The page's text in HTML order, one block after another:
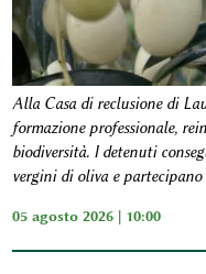
Alla Casa di reclusione di
formazione professionale,
biodiversità. I detenuti
vergini di oliva e
05 agosto 2026 | 10:00